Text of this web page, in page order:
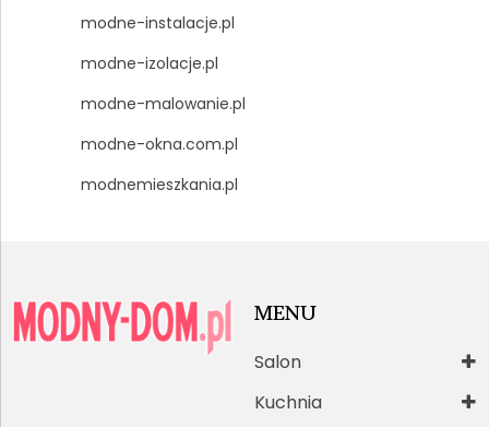
modne-instalacje.pl
modne-izolacje.pl
modne-malowanie.pl
modne-okna.com.pl
modnemieszkania.pl
MENU
Salon
Kuchnia